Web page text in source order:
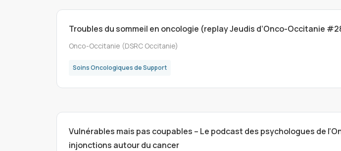
Troubles du sommeil en oncologie (replay Jeudis d’Onco-Occitanie
Onco-Occitanie (DSRC Occitanie)
Soins Oncologiques de Support
Vulnérables mais pas coupables – Le podcast des psychologues de
injonctions autour du cancer